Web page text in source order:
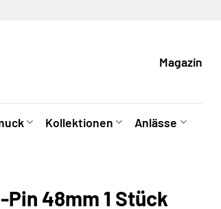
Magazin
Kollektionen Anlässe
48mm 1 Stück